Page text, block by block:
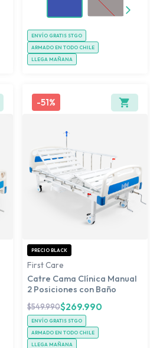
ENVÍO GRATIS STGO
ARMADO EN TODO CHILE
LLEGA MAÑANA
-51%
PRECIO BLACK
First Care
Catre Cama Clínica Manual
2 Posiciones con Baño
$549.990$269.990
ENVÍO GRATIS STGO
ARMADO EN TODO CHILE
LLEGA MAÑANA